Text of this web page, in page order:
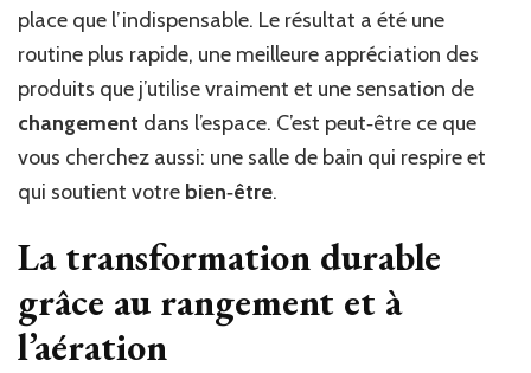
place que l’indispensable. Le résultat a été une
routine plus rapide, une meilleure appréciation des
produits que j’utilise vraiment et une sensation de
changement dans l’espace. C’est peut‑être ce que
vous cherchez aussi: une salle de bain qui respire et
qui soutient votre bien‑être.
La transformation durable
grâce au rangement et à
l’aération